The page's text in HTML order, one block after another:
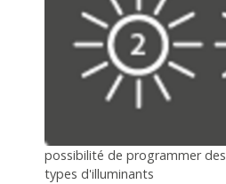
possibilité de programmer
types d'illuminants